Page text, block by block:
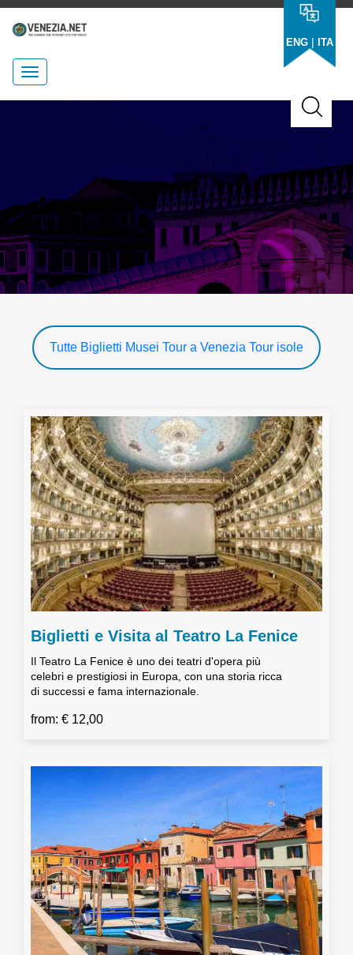
ENG | ITA
Tutte Biglietti Musei Tour a Venezia Tour isole
Biglietti e Visita al Teatro La Fenice
Il Teatro La Fenice è uno dei teatri d'opera più
celebri e prestigiosi in Europa, con una storia ricca
di successi e fama internazionale.
from: € 12,00